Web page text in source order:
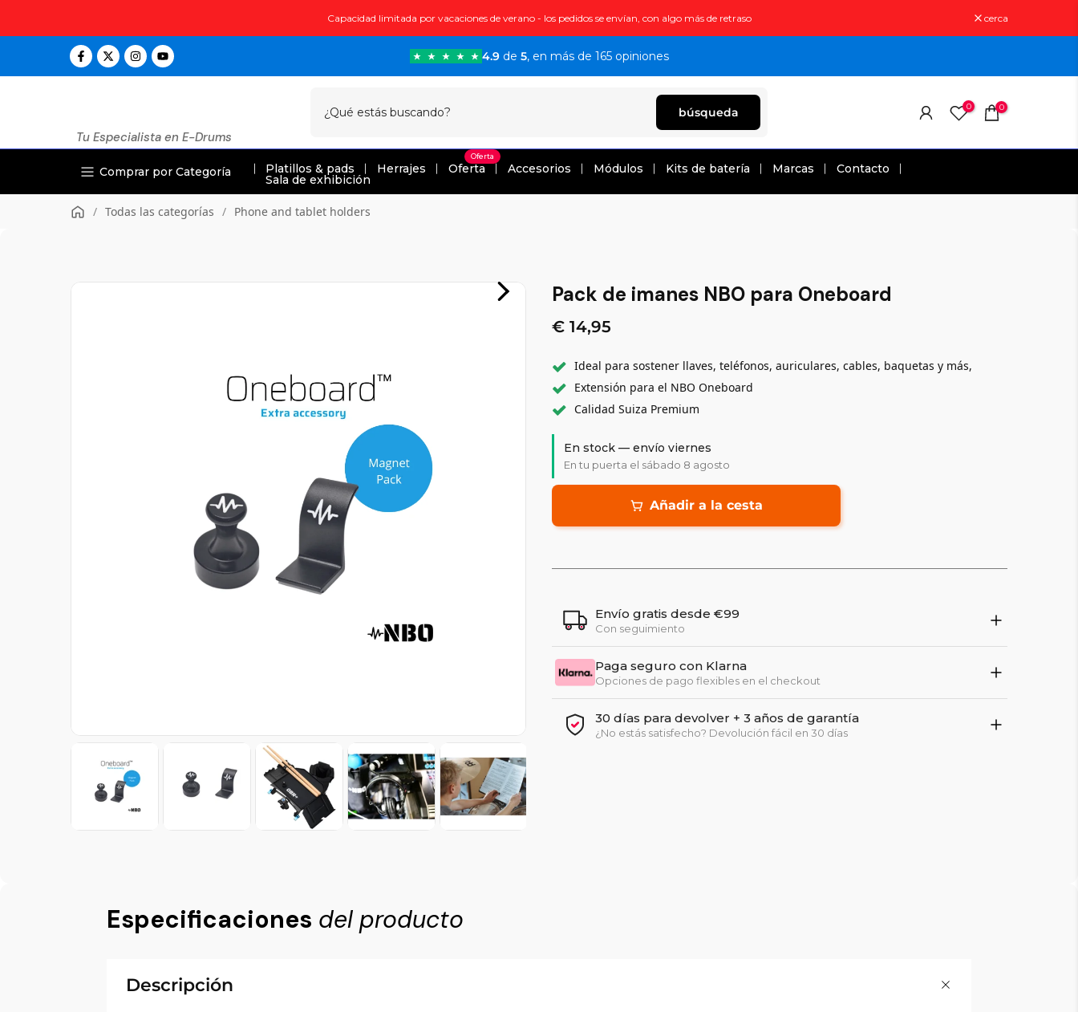
al
contenido
Capacidad limitada por vacaciones de verano - los pedidos se envían, con algo más de retraso cerca
4.9de 5, en más de 165 opiniones
Tu Especialista en E-Drums
búsqueda 0 0
Comprar por Categoría Platillos & pads Herrajes Oferta
Oferta
Accesorios Módulos Kits de batería Marcas Contacto
Sala de exhibición
/ Todas las categorías / Phone and tablet holders
Pack de imanes NBO para Oneboard
€ 14,95
Ideal para sostener llaves, teléfonos, auriculares, cables, baquetas y más,
Extensión para el NBO Oneboard
Calidad Suiza Premium
En stock — envío viernes
En tu puerta el sábado 8 agosto
Añadir a la cesta
Envío gratis desde €99
Con seguimiento
Paga seguro con Klarna
Opciones de pago flexibles en el checkout
30 días para devolver + 3 años de garantía
¿No estás satisfecho? Devolución fácil en 30 días
Especificaciones del producto
Descripción